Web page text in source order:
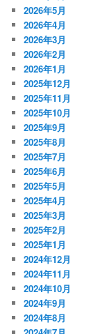
2026年5月
2026年4月
2026年3月
2026年2月
2026年1月
2025年12月
2025年11月
2025年10月
2025年9月
2025年8月
2025年7月
2025年6月
2025年5月
2025年4月
2025年3月
2025年2月
2025年1月
2024年12月
2024年11月
2024年10月
2024年9月
2024年8月